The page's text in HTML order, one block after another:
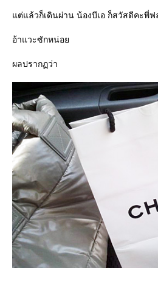
ต่แล้วก็เดินผ่าน น้องบีเอ ก็สวัสดีคะพี่ฟ
อ้าแวะซักหน่อ
ผลปรากฏว่า